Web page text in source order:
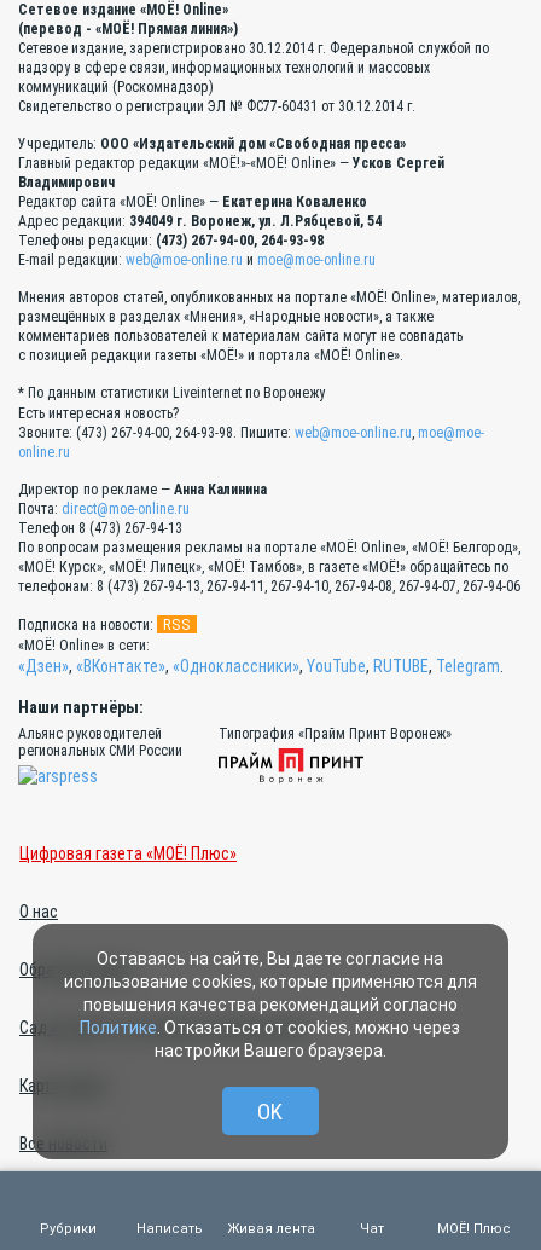
Сетевое издание «МОЁ! Online»
(перевод - «МОЁ! Прямая линия»)
Сетевое издание, зарегистрировано 30.12.2014 г. Федеральной службой по
надзору в сфере связи, информационных технологий и массовых
коммуникаций (Роскомнадзор)
Свидетельство о регистрации ЭЛ № ФС77-60431 от 30.12.2014 г.
Учредитель: ООО «Издательский дом «Свободная пресса»
Главный редактор редакции «МОЁ!»-«МОЁ! Online» — Усков Сергей
Владимирович
Редактор сайта «МОЁ! Online» — Екатерина Коваленко
Адрес редакции: 394049 г. Воронеж, ул. Л.Рябцевой, 54
Телефоны редакции: (473) 267-94-00, 264-93-98
E-mail редакции: web@moe-online.ru и moe@moe-online.ru
Мнения авторов статей, опубликованных на портале «МОЁ! Online», материалов,
размещённых в разделах «Мнения», «Народные новости», а также
комментариев пользователей к материалам сайта могут не совпадать
с позицией редакции газеты «МОЁ!» и портала «МОЁ! Online».
* По данным статистики Liveinternet по Воронежу
Есть интересная новость?
Звоните: (473) 267-94-00, 264-93-98. Пишите: web@moe-online.ru, moe@moe-
online.ru
Директор по рекламе — Анна Калинина
Почта: direct@moe-online.ru
Телефон 8 (473) 267-94-13
По вопросам размещения рекламы на портале «МОЁ! Online», «МОЁ! Белгород»,
«МОЁ! Курск», «МОЁ! Липецк», «МОЁ! Тамбов», в газете «МОЁ!» обращайтесь по
телефонам: 8 (473) 267-94-13, 267-94-11, 267-94-10, 267-94-08, 267-94-07, 267-94-06
Подписка на новости: RSS
«МОЁ! Online» в сети:
«Дзен», «ВКонтакте», «Одноклассники», YouTube, RUTUBE, Telegram.
Наши партнёры:
Альянс руководителей
региональных СМИ России
Типография «Прайм Принт Воронеж»
Цифровая газета «МОЁ! Плюс»
О нас
Обратная связь
Сад и огород: что делать летом на даче
Карта сайта
Все новости
Рубрики Написать Живая лента Чат МОЁ! Плюс
Оставаясь на сайте, Вы даете согласие на
использование cookies, которые применяются для
повышения качества рекомендаций согласно
Политике . Отказаться от cookies, можно через
настройки Вашего браузера.
OK